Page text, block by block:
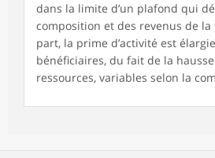
dans la limite d’un plafond qui
composition et des revenus de la
part, la prime d’activité est
bénéficiaires, du fait de la
ressources, variables selon la